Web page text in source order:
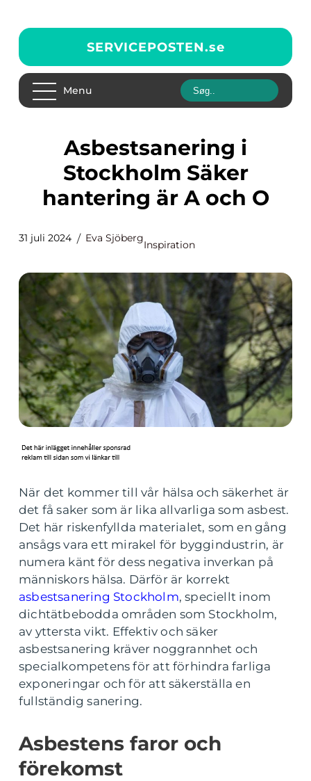
SERVICEPOSTEN.se
Menu
Asbestsanering i
Stockholm Säker
hantering är A och O
31 juli 2024 Eva Sjöberg
Inspiration
När det kommer till vår hälsa och säkerhet är
det få saker som är lika allvarliga som asbest.
Det här riskenfyllda materialet, som en gång
ansågs vara ett mirakel för byggindustrin, är
numera känt för dess negativa inverkan på
människors hälsa. Därför är korrekt
asbestsanering Stockholm, speciellt inom
dichtätbebodda områden som Stockholm,
av yttersta vikt. Effektiv och säker
asbestsanering kräver noggrannhet och
specialkompetens för att förhindra farliga
exponeringar och för att säkerställa en
fullständig sanering.
Asbestens faror och
förekomst